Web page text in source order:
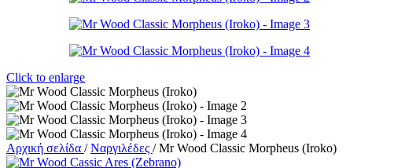
Click to enlarge
Αρχική σελίδα / Ναργιλέδες / Mr Wood Classic Morpheus (Iroko)